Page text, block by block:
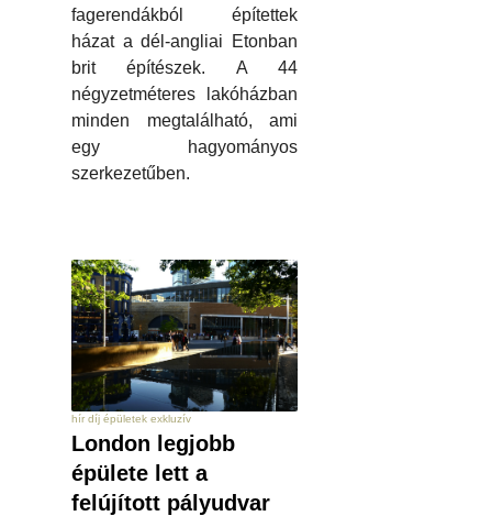
fagerendákból építettek
házat a dél-angliai Etonban
brit építészek. A 44
négyzetméteres lakóházban
minden megtalálható, ami
egy hagyományos
szerkezetűben.
hír díj épületek exkluzív
London legjobb
épülete lett a
felújított pályudvar